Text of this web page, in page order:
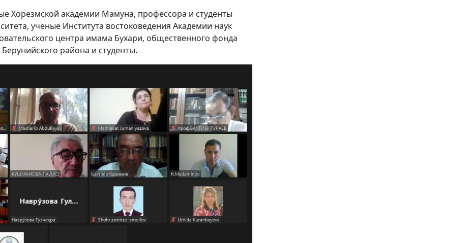
Хорезмской академии Мамуна, профессора и студенты
ученые Института востоковедения Академии наук
центра имама Бухари, общественного фонда
района и студенты.